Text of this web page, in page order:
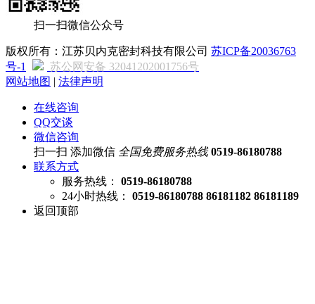
扫一扫微信公众号
版权所有：江苏贝内克密封科技有限公司 苏ICP备20036763
号-1
苏公网安备 32041202001756号
网站地图 | 法律声明
在线咨询
QQ交谈
微信咨询
扫一扫 添加微信 全国免费服务热线 0519-86180788
联系方式
服务热线：
0519-86180788
24小时热线：
0519-86180788 86181182 86181189
返回顶部